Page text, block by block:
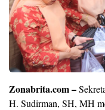
Zonabrita.com –
H. Sudirman, SH, MH